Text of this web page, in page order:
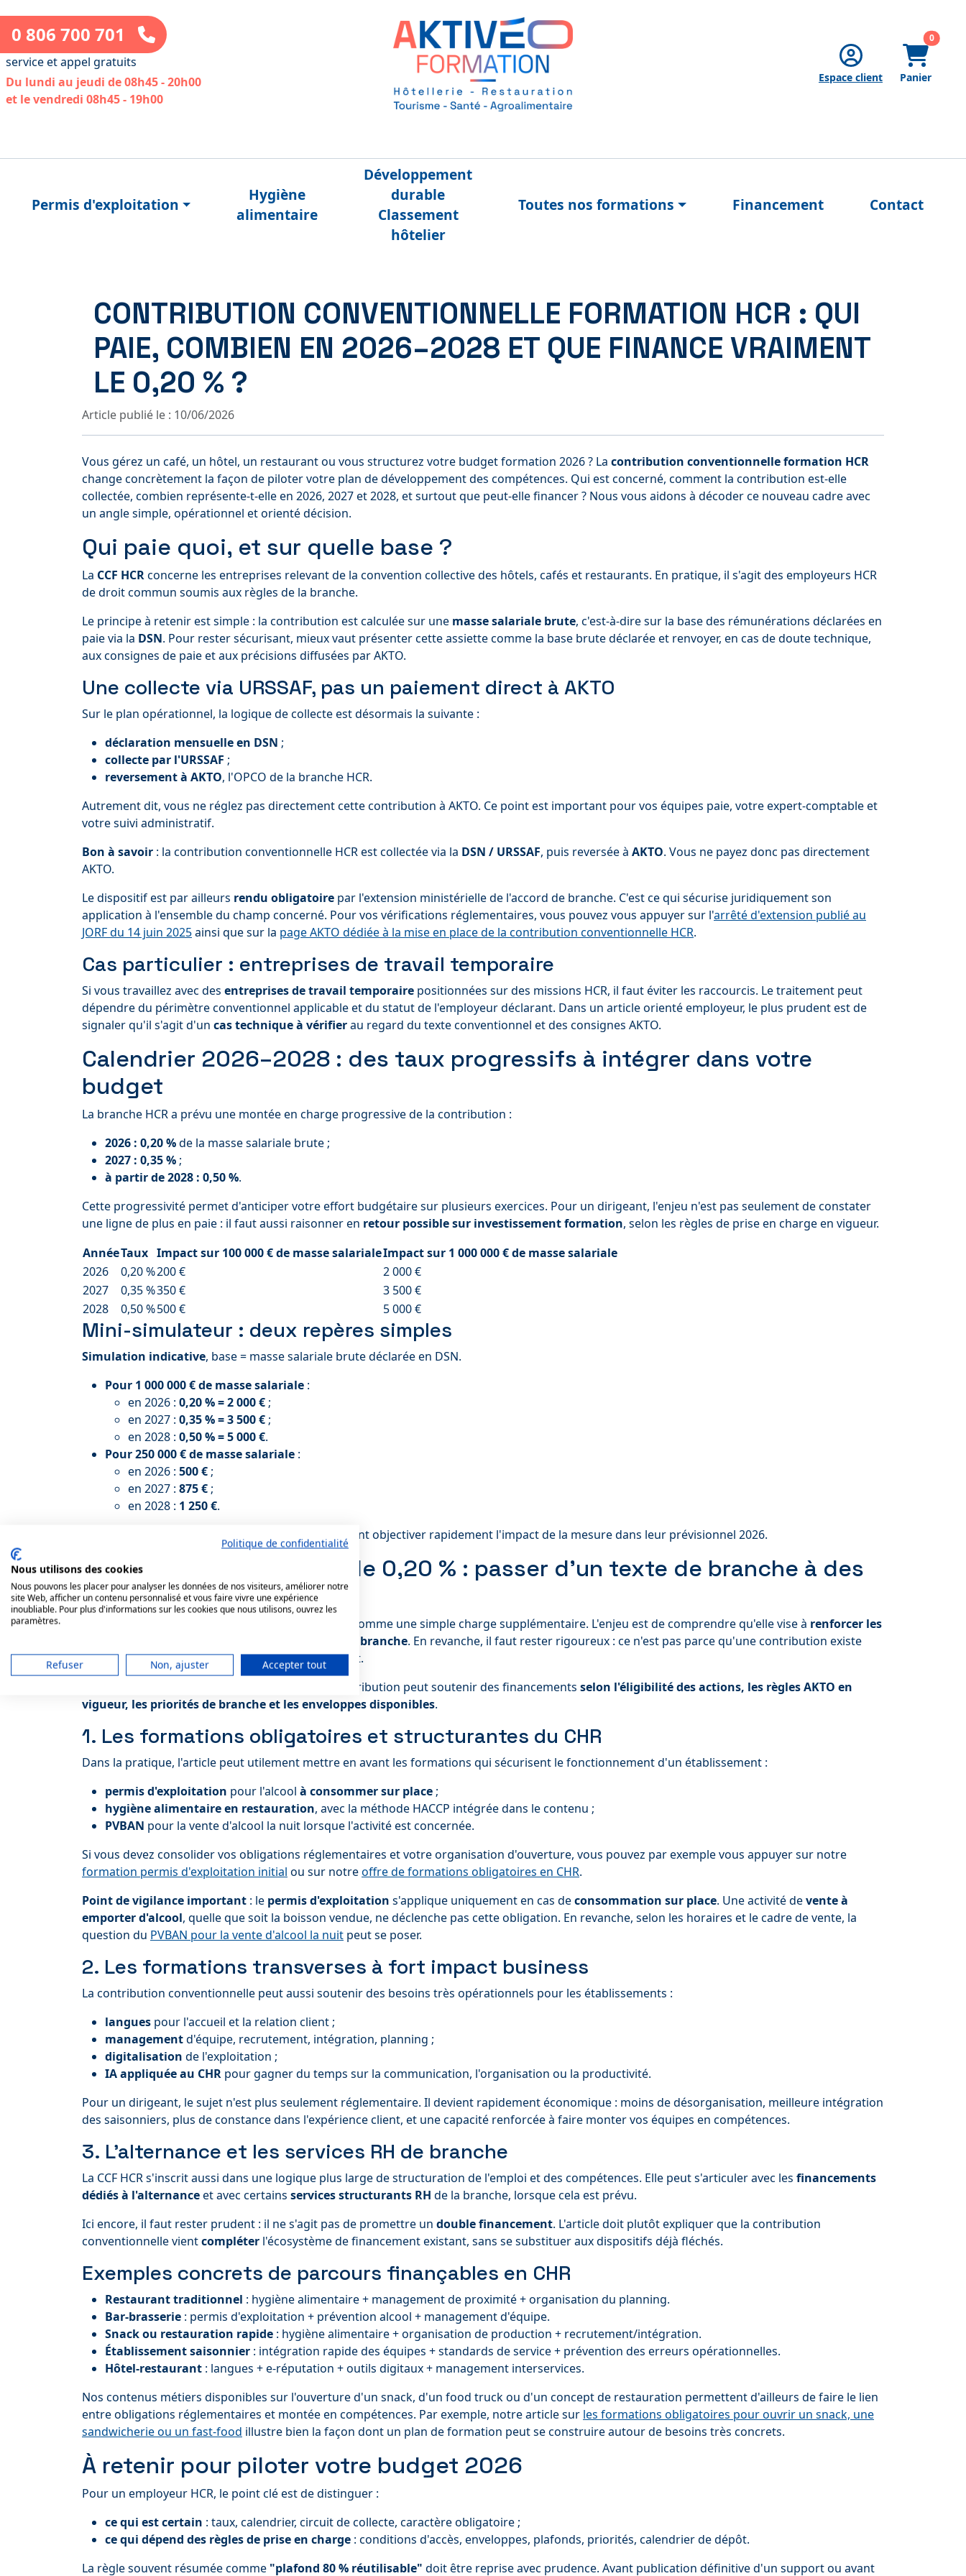
0 806 700 701
service et appel gratuits
Du lundi au jeudi de 08h45 - 20h00
et le vendredi 08h45 - 19h00
Espace client Panier
0articles
Permis d'exploitation
Hygiène
alimentaire
Développement
durable
Classement
hôtelier
Toutes nos formations Financement Contact
CONTRIBUTION CONVENTIONNELLE FORMATION HCR : QUI
PAIE, COMBIEN EN 2026–2028 ET QUE FINANCE VRAIMENT
LE 0,20 % ?
Article publié le : 10/06/2026
Vous gérez un café, un hôtel, un restaurant ou vous structurez votre budget formation 2026 ? La contribution conventionnelle formation HCR
change concrètement la façon de piloter votre plan de développement des compétences. Qui est concerné, comment la contribution est-elle
collectée, combien représente-t-elle en 2026, 2027 et 2028, et surtout que peut-elle financer ? Nous vous aidons à décoder ce nouveau cadre avec
un angle simple, opérationnel et orienté décision.
Qui paie quoi, et sur quelle base ?
La CCF HCRconcerne les entreprises relevant de la convention collective des hôtels, cafés et restaurants. En pratique, il s'agit des employeurs HCR
de droit commun soumis aux règles de la branche.
Le principe à retenir est simple : la contribution est calculée sur une masse salariale brute, c'est-à-dire sur la base des rémunérations déclarées en
paie via la DSN. Pour rester sécurisant, mieux vaut présenter cette assiette comme la base brute déclarée et renvoyer, en cas de doute technique,
aux consignes de paie et aux précisions diffusées par AKTO.
Une collecte via URSSAF, pas un paiement direct à AKTO
Sur le plan opérationnel, la logique de collecte est désormais la suivante :
déclaration mensuelle en DSN ;
collecte par l'URSSAF ;
reversement à AKTO, l'OPCO de la branche HCR.
Autrement dit, vous ne réglez pas directement cette contribution à AKTO. Ce point est important pour vos équipes paie, votre expert-comptable et
votre suivi administratif.
Bon à savoir : la contribution conventionnelle HCR est collectée via la DSN / URSSAF, puis reversée à AKTO. Vous ne payez donc pas directement
AKTO.
Le dispositif est par ailleurs rendu obligatoire par l'extension ministérielle de l'accord de branche. C'est ce qui sécurise juridiquement son
application à l'ensemble du champ concerné. Pour vos vérifications réglementaires, vous pouvez vous appuyer sur l'arrêté d'extension publié au
JORF du 14 juin 2025ainsi que sur la page AKTO dédiée à la mise en place de la contribution conventionnelle HCR.
Cas particulier : entreprises de travail temporaire
Si vous travaillez avec des entreprises de travail temporaire positionnées sur des missions HCR, il faut éviter les raccourcis. Le traitement peut
dépendre du périmètre conventionnel applicable et du statut de l'employeur déclarant. Dans un article orienté employeur, le plus prudent est de
signaler qu'il s'agit d'un cas technique à vérifierau regard du texte conventionnel et des consignes AKTO.
Calendrier 2026–2028 : des taux progressifs à intégrer dans votre
budget
La branche HCR a prévu une montée en charge progressive de la contribution :
2026 : 0,20 %de la masse salariale brute ;
2027 : 0,35 % ;
à partir de 2028 : 0,50 %.
Cette progressivité permet d'anticiper votre effort budgétaire sur plusieurs exercices. Pour un dirigeant, l'enjeu n'est pas seulement de constater
une ligne de plus en paie : il faut aussi raisonner en retour possible sur investissement formation, selon les règles de prise en charge en vigueur.
AnnéeTaux Impact sur 100 000 € de masse salarialeImpact sur 1 000 000 € de masse salariale
2026
0,20 %200 €
2 000 €
2027
0,35 %350 €
3 500 €
2028
0,50 %500 € 5 000 €
Mini-simulateur : deux repères simples
Simulation indicative, base = masse salariale brute déclarée en DSN.
Pour 1 000 000 € de masse salariale :
en 2026 : 0,20 % = 2 000 € ;
en 2027 : 0,35 % = 3 500 € ;
en 2028 : 0,50 % = 5 000 €.
Pour 250 000 € de masse salariale :
en 2026 : 500 € ;
en 2027 : 875 € ;
en 2028 : 1 250 €.
qui veulent objectiver rapidement l'impact de la mesure dans leur prévisionnel 2026.
Ce que finance vraiment le 0,20 % : passer d'un texte de branche à des
choix concrets
Le bon réflexe n'est pas de considérer la CCF HCR comme une simple charge supplémentaire. L'enjeu est de comprendre qu'elle vise à renforcer les
moyens de financement de la formation dans la branche. En revanche, il faut rester rigoureux : ce n'est pas parce qu'une contribution existe
que chaque action sera financée automatiquement.
La bonne formulation est donc la suivante : la contribution peut soutenir des financements selon l'éligibilité des actions, les règles AKTO en
vigueur, les priorités de branche et les enveloppes disponibles.
1. Les formations obligatoires et structurantes du CHR
Dans la pratique, l'article peut utilement mettre en avant les formations qui sécurisent le fonctionnement d'un établissement :
permis d'exploitation pour l'alcool à consommer sur place ;
hygiène alimentaire en restauration, avec la méthode HACCP intégrée dans le contenu ;
PVBAN pour la vente d'alcool la nuit lorsque l'activité est concernée.
Si vous devez consolider vos obligations réglementaires et votre organisation d'ouverture, vous pouvez par exemple vous appuyer sur notre
formation permis d'exploitation initial ou sur notreoffre de formations obligatoires en CHR.
Point de vigilance important : le permis d'exploitation s'applique uniquement en cas deconsommation sur place. Une activité devente à
emporter d'alcool, quelle que soit la boisson vendue, ne déclenche pas cette obligation. En revanche, selon les horaires et le cadre de vente, la
question du PVBAN pour la vente d'alcool la nuit peut se poser.
2. Les formations transverses à fort impact business
La contribution conventionnelle peut aussi soutenir des besoins très opérationnels pour les établissements :
langues pour l'accueil et la relation client ;
managementd'équipe, recrutement, intégration, planning ;
digitalisation de l'exploitation ;
IA appliquée au CHR pour gagner du temps sur la communication, l'organisation ou la productivité.
Pour un dirigeant, le sujet n'est plus seulement réglementaire. Il devient rapidement économique : moins de désorganisation, meilleure intégration
des saisonniers, plus de constance dans l'expérience client, et une capacité renforcée à faire monter vos équipes en compétences.
3. L'alternance et les services RH de branche
La CCF HCR s'inscrit aussi dans une logique plus large de structuration de l'emploi et des compétences. Elle peut s'articuler avec les financements
dédiés à l'alternanceet avec certains services structurants RH de la branche, lorsque cela est prévu.
Ici encore, il faut rester prudent : il ne s'agit pas de promettre un double financement. L'article doit plutôt expliquer que la contribution
conventionnelle vientcompléter l'écosystème de financement existant, sans se substituer aux dispositifs déjà fléchés.
Exemples concrets de parcours finançables en CHR
Restaurant traditionnel : hygiène alimentaire + management de proximité + organisation du planning.
Bar-brasserie : permis d'exploitation + prévention alcool + management d'équipe.
Snack ou restauration rapide : hygiène alimentaire + organisation de production + recrutement/intégration.
Établissement saisonnier : intégration rapide des équipes + standards de service + prévention des erreurs opérationnelles.
Hôtel-restaurant : langues + e-réputation + outils digitaux + management interservices.
Nos contenus métiers disponibles sur l'ouverture d'un snack, d'un food truck ou d'un concept de restauration permettent d'ailleurs de faire le lien
entre obligations réglementaires et montée en compétences. Par exemple, notre article sur les formations obligatoires pour ouvrir un snack, une
sandwicherie ou un fast-food illustre bien la façon dont un plan de formation peut se construire autour de besoins très concrets.
À retenir pour piloter votre budget 2026
Pour un employeur HCR, le point clé est de distinguer :
ce qui est certain : taux, calendrier, circuit de collecte, caractère obligatoire ;
ce qui dépend des règles de prise en charge : conditions d'accès, enveloppes, plafonds, priorités, calendrier de dépôt.
La règle souvent résumée comme "plafond 80 % réutilisable" doit être reprise avec prudence. Avant publication définitive d'un support ou avant
Politique de confidentialité
Nous utilisons des cookies
Nous pouvons les placer pour analyser les données de nos visiteurs, améliorer notre
site Web, afficher un contenu personnalisé et vous faire vivre une expérience
inoubliable. Pour plus d'informations sur les cookies que nous utilisons, ouvrez les
paramètres.
Refuser Non, ajuster Accepter tout